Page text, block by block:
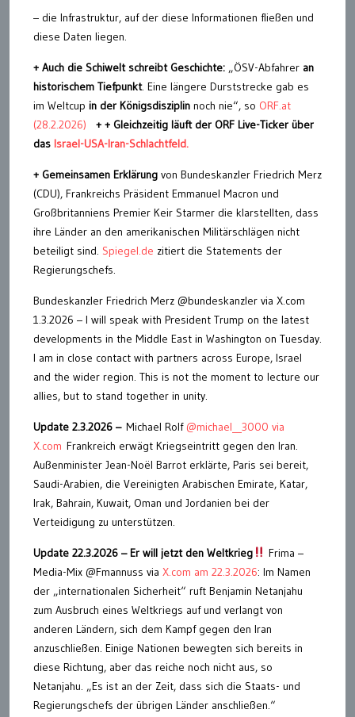
– die Infrastruktur, auf der diese Informationen fließen und
diese Daten liegen.
+ Auch die Schiwelt schreibt Geschichte: „ÖSV-Abfahrer an
historischem Tiefpunkt. Eine längere Durststrecke gab es
im Weltcup in der Königsdisziplin noch nie“, so ORF.at
(28.2.2026)
+ + Gleichzeitig läuft der ORF Live-Ticker über
das Israel-USA-Iran-Schlachtfeld.
+ Gemeinsamen Erklärung von Bundeskanzler Friedrich Merz
(CDU), Frankreichs Präsident Emmanuel Macron und
Großbritanniens Premier Keir Starmer die klarstellten, dass
ihre Länder an den amerikanischen Militärschlägen nicht
beteiligt sind. Spiegel.de zitiert die Statements der
Regierungschefs.
Bundeskanzler Friedrich Merz @bundeskanzler via X.com
1.3.2026 – I will speak with President Trump on the latest
developments in the Middle East in Washington on Tuesday.
I am in close contact with partners across Europe, Israel
and the wider region. This is not the moment to lecture our
allies, but to stand together in unity.
Update 2.3.2026 – Michael Rolf @michael__3000 via
X.com Frankreich erwägt Kriegseintritt gegen den Iran.
Außenminister Jean-Noël Barrot erklärte, Paris sei bereit,
Saudi-Arabien, die Vereinigten Arabischen Emirate, Katar,
Irak, Bahrain, Kuwait, Oman und Jordanien bei der
Verteidigung zu unterstützen.
Update 22.3.2026 – Er will jetzt den Weltkrieg
Frima –
Media-Mix @Fmannuss via X.com am 22.3.2026: Im Namen
der „internationalen Sicherheit“ ruft Benjamin Netanjahu
zum Ausbruch eines Weltkriegs auf und verlangt von
anderen Ländern, sich dem Kampf gegen den Iran
anzuschließen. Einige Nationen bewegten sich bereits in
diese Richtung, aber das reiche noch nicht aus, so
Netanjahu. „Es ist an der Zeit, dass sich die Staats- und
Regierungschefs der übrigen Länder anschließen.“